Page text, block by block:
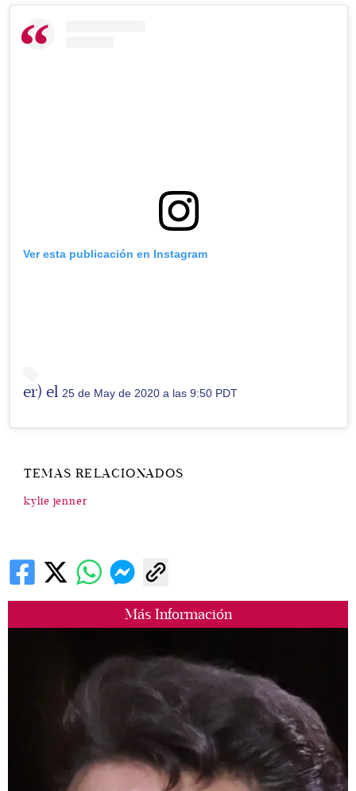
Más Información
Ver esta publicación en Instagram
er) el 25 de May de 2020 a las 9:50 PDT
TEMAS RELACIONADOS
kylie jenner